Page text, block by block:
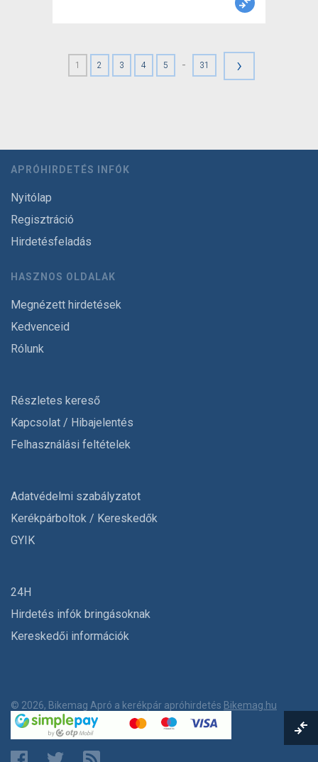
1 2 3 4 5 - 31 ›
APRÓHIRDETÉS INFÓK
Nyitólap
Regisztráció
Hirdetésfeladás
HASZNOS OLDALAK
Megnézett hirdetések
Kedvenceid
Rólunk
Részletes kereső
Kapcsolat / Hibajelentés
Felhasználási feltételek
Adatvédelmi szabályzatot
Kerékpárboltok / Kereskedők
GYIK
24H
Hirdetés infók bringásoknak
Kereskedői információk
© 2026, Bikemag Apró a kerékpár apróhirdetés Bikemag.hu